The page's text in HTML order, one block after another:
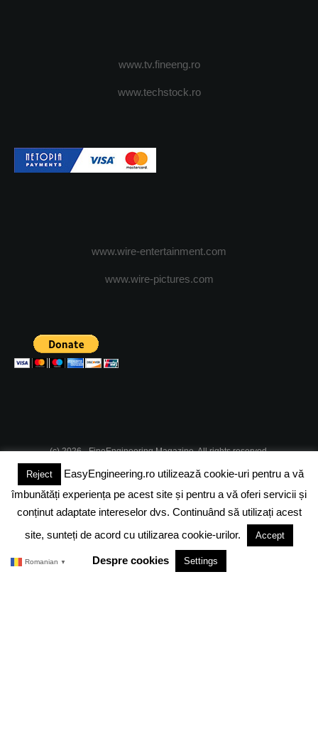
www.tv.fineeng.ro
www.techstock.ro
www.wire-entertainment.com
www.wire-pictures.com
(c) 2026 - FineEngineering Magazine. All rights reserved.
DESPRE NOI ABONAMENT
DESPRE COOKIES POLITICA DE CONFIDENTIALITATE
TERMENI SI CONDITII
Reject
EasyEngineering.ro utilizează cookie-uri pentru a vă
îmbunătăți experiența pe acest site și pentru a vă oferi servicii și
conținut adaptate intereselor dvs. Continuând să utilizați acest
site, sunteți de acord cu utilizarea cookie-urilor.
Accept
Despre cookies Settings
Romanian ▼